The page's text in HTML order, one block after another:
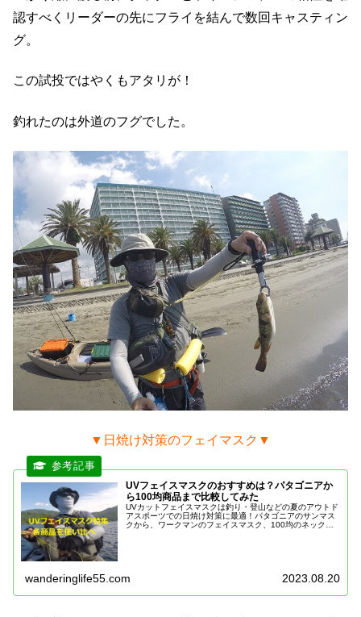
認すべくリーダーの先にフライを結んで数回キャスティン
グ。
この試投ではやくもアタリが！
釣れたのは外道のフグでした。
▼日焼け対策のフェイマスク▼
UVフェイスマスクのおすすめは？パタゴニアか
ら100均商品まで比較してみた
UVカットフェイスマスクは釣り・登山などの夏のアウトド
アスポーツでの日焼け対策に最適！パタゴニアのサンマス
クから、ワークマンのフェイスマスク、100均のネックカ
wanderinglife55.com 2023.08.20